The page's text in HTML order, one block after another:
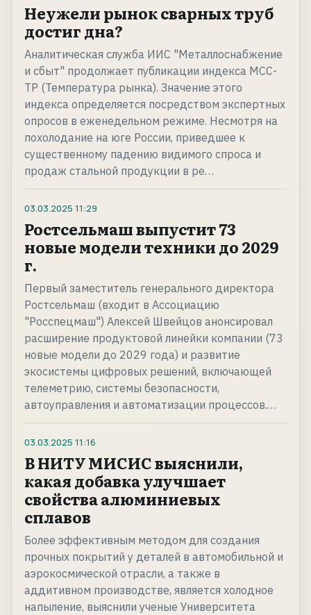
Неужели рынок сварных труб
достиг дна?
Аналитическая служба ИИС "Металлоснабжение
и сбыт" продолжает публикации индекса МСС-
ТР (Температура рынка). Значение этого
индекса определяется посредством экспертных
опросов в еженедельном режиме. Несмотря на
похолодание на юге России, приведшее к
существенному падению видимого спроса и
продаж стальной продукции в ре…
03.03.2025 11:29
Ростсельмаш выпустит 73
новые модели техники до 2029
г.
Первый заместитель генерального директора
Ростсельмаш (входит в Ассоциацию
"Росспецмаш") Алексей Швейцов анонсировал
расширение продуктовой линейки компании (73
новые модели до 2029 года) и развитие
экосистемы цифровых решений, включающей
телеметрию, системы безопасности,
автоуправления и автоматизации процессов.…
03.03.2025 11:16
В НИТУ МИСИС выяснили,
какая добавка улучшает
свойства алюминиевых
сплавов
Более эффективным методом для создания
прочных покрытий у деталей в автомобильной и
аэрокосмической отрасли, а также в
аддитивном производстве, является холодное
напыление, выяснили ученые Университета